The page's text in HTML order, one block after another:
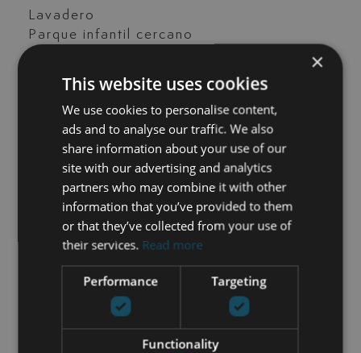
Lavadero
Parque infantil cercano
Piscina climatizada
Portero
Puertas de cristal
Sala de invitados
Sauna
Servicio de seguridad 24h
Servicios cercanos
Suelos de mármol
Terraza cubierta
Terraza privada
Tiendas cerca
Trastero
Vistas a la calle
Vistas a la montaña
×
This website uses cookies
We use cookies to personalise content,
ads and to analyse our traffic. We also
share information about your use of our
site with our advertising and analytics
partners who may combine it with other
information that you’ve provided to them
or that they’ve collected from your use of
their services. Read more
Performance Targeting
Functionality